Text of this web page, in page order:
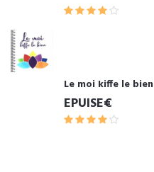
Le moi kiffe le bien
EPUISE€